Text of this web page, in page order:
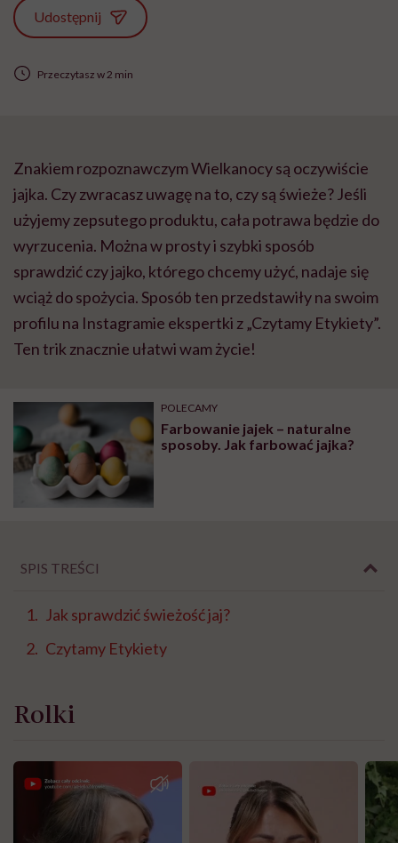
Udostępnij
Przeczytasz w 2 min
Znakiem rozpoznawczym Wielkanocy są oczywiście
jajka. Czy zwracasz uwagę na to, czy są świeże? Jeśli
użyjemy zepsutego produktu, cała potrawa będzie do
wyrzucenia. Można w prosty i szybki sposób
sprawdzić czy jajko, którego chcemy użyć, nadaje się
wciąż do spożycia. Sposób ten przedstawiły na swoim
profilu na Instagramie ekspertki z „Czytamy Etykiety”.
Ten trik znacznie ułatwi wam życie!
POLECAMY
Farbowanie jajek – naturalne
sposoby. Jak farbować jajka?
SPIS TREŚCI
Jak sprawdzić świeżość jaj?
Czytamy Etykiety
Rolki